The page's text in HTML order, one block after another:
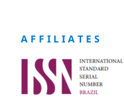
A F F I L I A T E S